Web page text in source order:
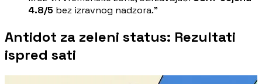
4.8/5 bez izravnog nadzora.”
Antidot za zeleni status: Rezultati
ispred sati